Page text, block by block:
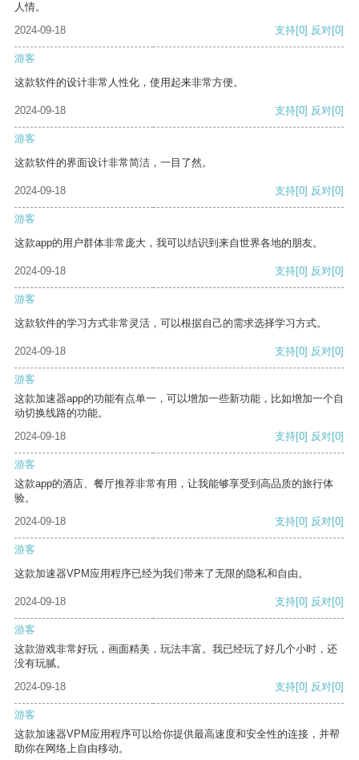
人情。
2024-09-18
支持[0] 反对[0]
游客
这款软件的设计非常人性化，使用起来非常方便。
2024-09-18 支持[0] 反对[0]
游客
这款软件的界面设计非常简洁，一目了然。
2024-09-18 支持[0] 反对[0]
游客
这款app的用户群体非常庞大，我可以结识到来自世界各地的朋友。
2024-09-18 支持[0] 反对[0]
游客
这款软件的学习方式非常灵活，可以根据自己的需求选择学习方式。
2024-09-18 支持[0] 反对[0]
游客
这款加速器app的功能有点单一，可以增加一些新功能，比如增加一个自
动切换线路的功能。
2024-09-18
支持[0] 反对[0]
游客
这款app的酒店、餐厅推荐非常有用，让我能够享受到高品质的旅行体
验。
2024-09-18
支持[0] 反对[0]
游客
这款加速器VPM应用程序已经为我们带来了无限的隐私和自由。
2024-09-18 支持[0] 反对[0]
游客
这款游戏非常好玩，画面精美，玩法丰富。我已经玩了好几个小时，还
没有玩腻。
2024-09-18
支持[0] 反对[0]
游客
这款加速器VPM应用程序可以给你提供最高速度和安全性的连接，并帮
助你在网络上自由移动。